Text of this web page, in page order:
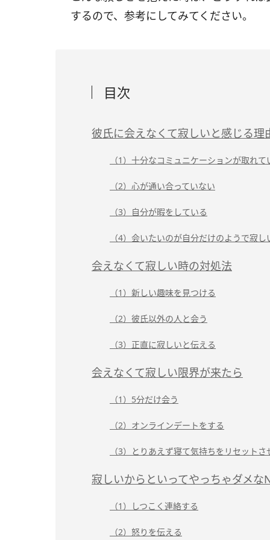
するので、参考にしてみてください。
目次
彼氏に会えなくて寂しいと感じる理
（1）十分なコミュニケーションが取れて
（2）心が通い合っていない
（3）自分が暇をしている
（4）会いたいのが自分だけのようで寂し
会えなくて寂しい時の対処法
（1）新しい趣味を見つける
（2）彼氏以外の人と会う
（3）正直に寂しいと伝える
会えなくて寂しい限界が来たら
（1）5分だけ会う
（2）オンラインデートをする
（3）とりあえず寝て気持ちをリセットさ
寂しいからといってやっちゃダメな
（1）しつこく連絡する
（2）怒りを伝える